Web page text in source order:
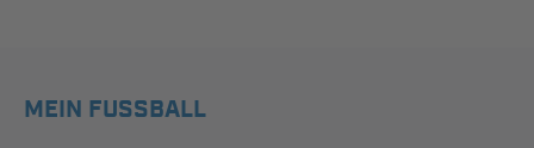
MEIN FUSSBALL